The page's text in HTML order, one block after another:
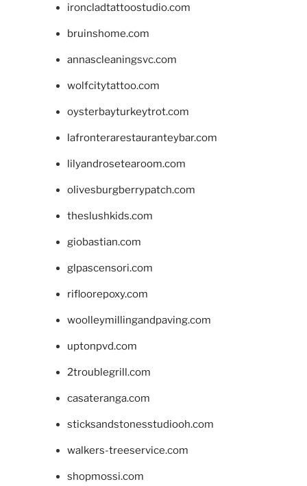
ironcladtattoostudio.com
bruinshome.com
annascleaningsvc.com
wolfcitytattoo.com
oysterbayturkeytrot.com
lafronterarestauranteybar.com
lilyandrosetearoom.com
olivesburgberrypatch.com
theslushkids.com
giobastian.com
glpascensori.com
rifloorepoxy.com
woolleymillingandpaving.com
uptonpvd.com
2troublegrill.com
casateranga.com
sticksandstonesstudiooh.com
walkers-treeservice.com
shopmossi.com